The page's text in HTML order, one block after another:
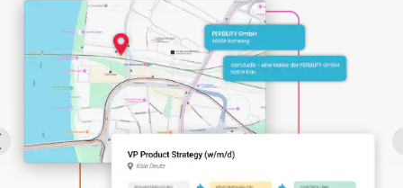
Intelligenz
Über uns
Perbility
Offene
Stellen
Compliance